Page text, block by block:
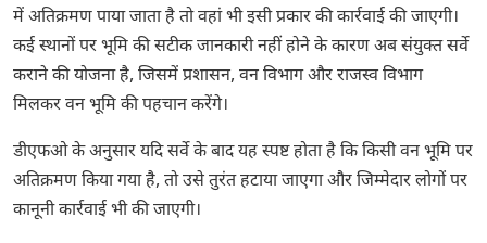
में अतिक्रमण पाया जाता है तो वहां भी इसी प्रकार की कार्रवाई की जाएगी।
कई स्थानों पर भूमि की सटीक जानकारी नहीं होने के कारण अब संयुक्त सर्वे
कराने की योजना है, जिसमें प्रशासन, वन विभाग और राजस्व विभाग
मिलकर वन भूमि की पहचान करेंगे।
डीएफओ के अनुसार यदि सर्वे के बाद यह स्पष्ट होता है कि किसी वन भूमि पर
अतिक्रमण किया गया है, तो उसे तुरंत हटाया जाएगा और जिम्मेदार लोगों पर
कानूनी कार्रवाई भी की जाएगी।